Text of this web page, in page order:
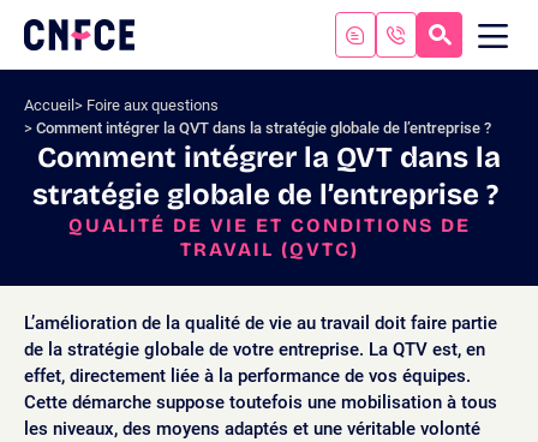
contenu
menu
Logo
site
Accueil
Foire aux questions
Comment intégrer la QVT dans la stratégie globale de l’entreprise ?
Comment intégrer la QVT dans la
stratégie globale de l’entreprise ?
QUALITÉ DE VIE ET CONDITIONS DE
TRAVAIL (QVTC)
L’amélioration de la qualité de vie au travail doit faire partie
de la stratégie globale de votre entreprise. La QTV est, en
effet, directement liée à la performance de vos équipes.
Cette démarche suppose toutefois une mobilisation à tous
les niveaux, des moyens adaptés et une véritable volonté